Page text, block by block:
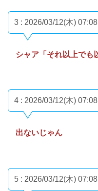
3 : 2026/03/12(木)
シャア「それ以上でも
4 : 2026/03/12(木)
出ないじゃん
5 : 2026/03/12(木)